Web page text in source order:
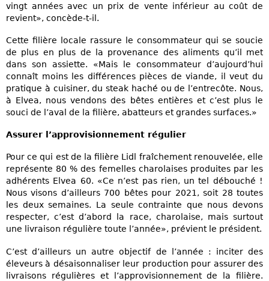
vingt années avec un prix de vente inférieur au coût de
revient», concède-t-il.
Cette filière locale rassure le consommateur qui se soucie
de plus en plus de la provenance des aliments qu’il met
dans son assiette. «Mais le consommateur d’aujourd’hui
connaît moins les différences pièces de viande, il veut du
pratique à cuisiner, du steak haché ou de l’entrecôte. Nous,
à Elvea, nous vendons des bêtes entières et c’est plus le
souci de l’aval de la filière, abatteurs et grandes surfaces.»
Assurer l’approvisionnement régulier
Pour ce qui est de la filière Lidl fraîchement renouvelée, elle
représente 80 % des femelles charolaises produites par les
adhérents Elvea 60. «Ce n’est pas rien, un tel débouché !
Nous visons d’ailleurs 700 bêtes pour 2021, soit 28 toutes
les deux semaines. La seule contrainte que nous devons
respecter, c’est d’abord la race, charolaise, mais surtout
une livraison régulière toute l’année», prévient le président.
C’est d’ailleurs un autre objectif de l’année : inciter des
éleveurs à désaisonnaliser leur production pour assurer des
livraisons régulières et l’approvisionnement de la filière.